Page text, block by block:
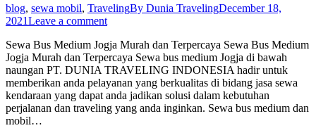
blog, sewa mobil, TravelingBy Dunia TravelingDecember 18,
2021Leave a comment
Sewa Bus Medium Jogja Murah dan Terpercaya Sewa Bus Medium
Jogja Murah dan Terpercaya Sewa bus medium Jogja di bawah
naungan PT. DUNIA TRAVELING INDONESIA hadir untuk
memberikan anda pelayanan yang berkualitas di bidang jasa sewa
kendaraan yang dapat anda jadikan solusi dalam kebutuhan
perjalanan dan traveling yang anda inginkan. Sewa bus medium dan
mobil…